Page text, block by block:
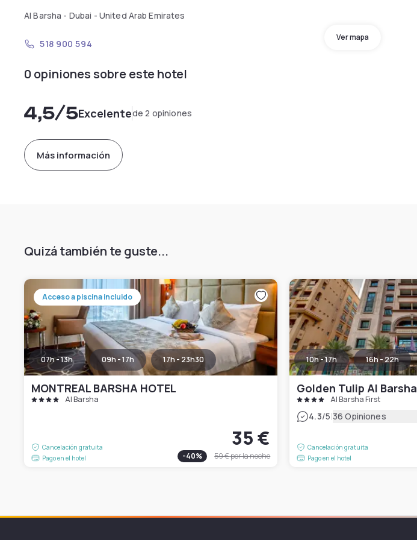
Al Barsha - Dubai - United Arab Emirates
Ver mapa
518 900 594
0 opiniones sobre este hotel
4,5/5Excelentede 2 opiniones
Más información
Quizá también te guste...
Acceso a piscina incluido
07h - 13h 09h - 17h 17h - 23h30
MONTREAL BARSHA HOTEL
Al Barsha
Cancelación gratuita
Pago en el hotel
35 €
-40% 59 €por la noche
10h - 17h 16h - 22h
Golden Tulip Al Barsha
Al Barsha First
4.3/5|36 Opiniones
Cancelación gratuita
Pago en el hotel